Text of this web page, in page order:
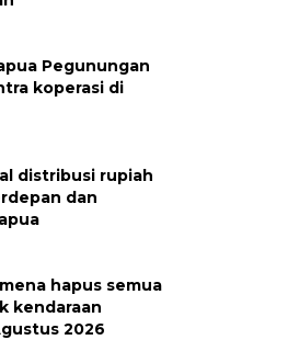
Pegunungan
koperasi di
distribusi rupiah
dan
hapus semua
kendaraan
2026